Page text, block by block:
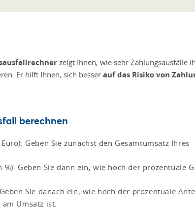
zeigt Ihnen, wie sehr Zahlungsausfälle
Er hilft Ihnen, sich besser auf das Risiko von
berechnen
Geben Sie zunächst den Gesamtumsatz Ihres
%): Geben Sie dann ein, wie hoch der prozentuale
Sie danach ein, wie hoch der prozentuale
Umsatz ist.